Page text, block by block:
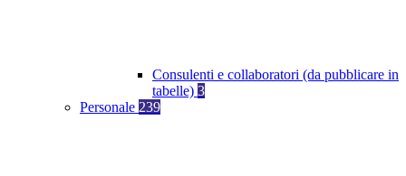
Consulenti e collaboratori (da pubblicare in
tabelle) 3
Personale 239